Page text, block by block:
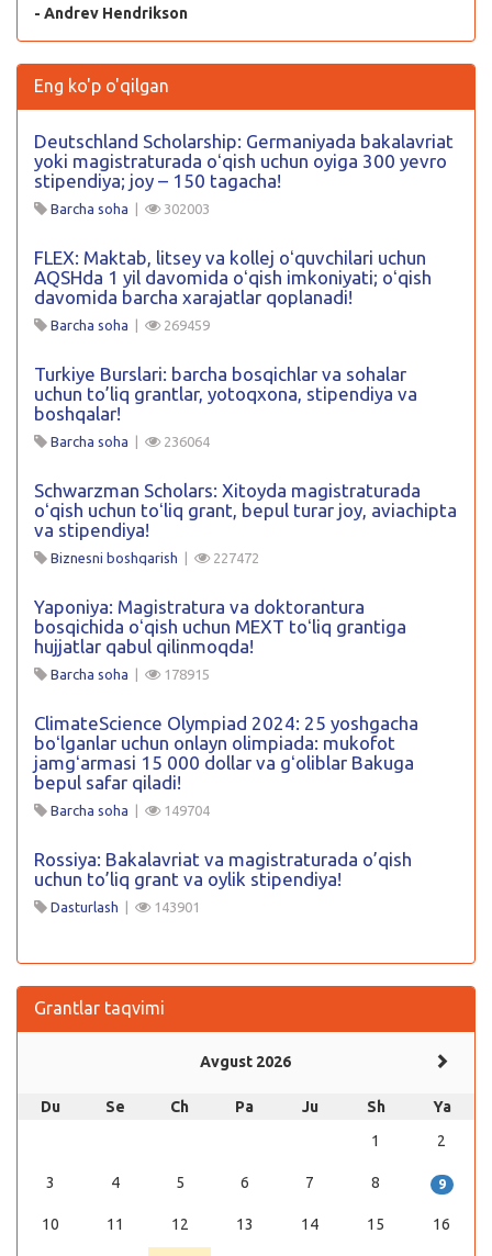
- Andrev Hendrikson
Eng ko'p o'qilgan
Deutschland Scholarship: Germaniyada bakalavriat
yoki magistraturada oʻqish uchun oyiga 300 yevro
stipendiya; joy – 150 tagacha!
Barcha soha 302003
FLEX: Maktab, litsey va kollej oʻquvchilari uchun
AQSHda 1 yil davomida oʻqish imkoniyati; oʻqish
davomida barcha xarajatlar qoplanadi!
Barcha soha 269459
Turkiye Burslari: barcha bosqichlar va sohalar
uchun to’liq grantlar, yotoqxona, stipendiya va
boshqalar!
Barcha soha 236064
Schwarzman Scholars: Xitoyda magistraturada
oʻqish uchun toʻliq grant, bepul turar joy, aviachipta
va stipendiya!
Biznesni boshqarish 227472
Yaponiya: Magistratura va doktorantura
bosqichida oʻqish uchun MEXT toʻliq grantiga
hujjatlar qabul qilinmoqda!
Barcha soha 178915
ClimateScience Olympiad 2024: 25 yoshgacha
boʻlganlar uchun onlayn olimpiada: mukofot
jamgʻarmasi 15 000 dollar va gʻoliblar Bakuga
bepul safar qiladi!
Barcha soha 149704
Rossiya: Bakalavriat va magistraturada o’qish
uchun to’liq grant va oylik stipendiya!
Dasturlash 143901
Grantlar taqvimi
Avgust 2026
Du Se Ch Pa Ju Sh
Ya
1
2
3 4 5 6 7 8 9
10 11 12 13 14 15 16